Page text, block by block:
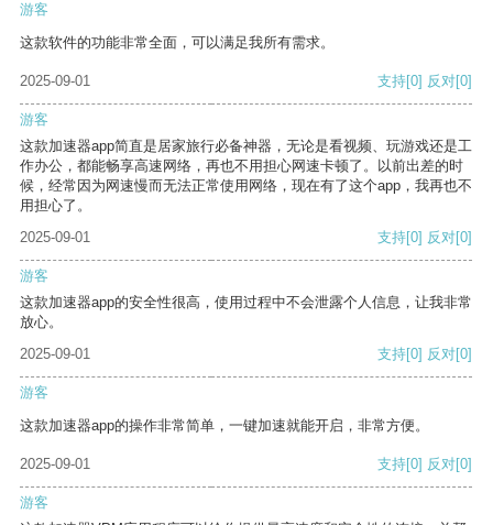
游客
这款软件的功能非常全面，可以满足我所有需求。
2025-09-01 支持[0] 反对[0]
游客
这款加速器app简直是居家旅行必备神器，无论是看视频、玩游戏还是工
作办公，都能畅享高速网络，再也不用担心网速卡顿了。以前出差的时
候，经常因为网速慢而无法正常使用网络，现在有了这个app，我再也不
用担心了。
2025-09-01
支持[0] 反对[0]
游客
这款加速器app的安全性很高，使用过程中不会泄露个人信息，让我非常
放心。
2025-09-01
支持[0] 反对[0]
游客
这款加速器app的操作非常简单，一键加速就能开启，非常方便。
2025-09-01 支持[0] 反对[0]
游客